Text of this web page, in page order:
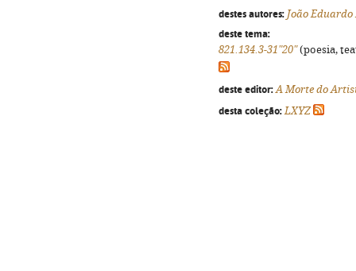
destes autores: João
deste tema:
821.134.3-31"20"(poesia,
deste editor: A Morte do
desta coleção: LXYZ